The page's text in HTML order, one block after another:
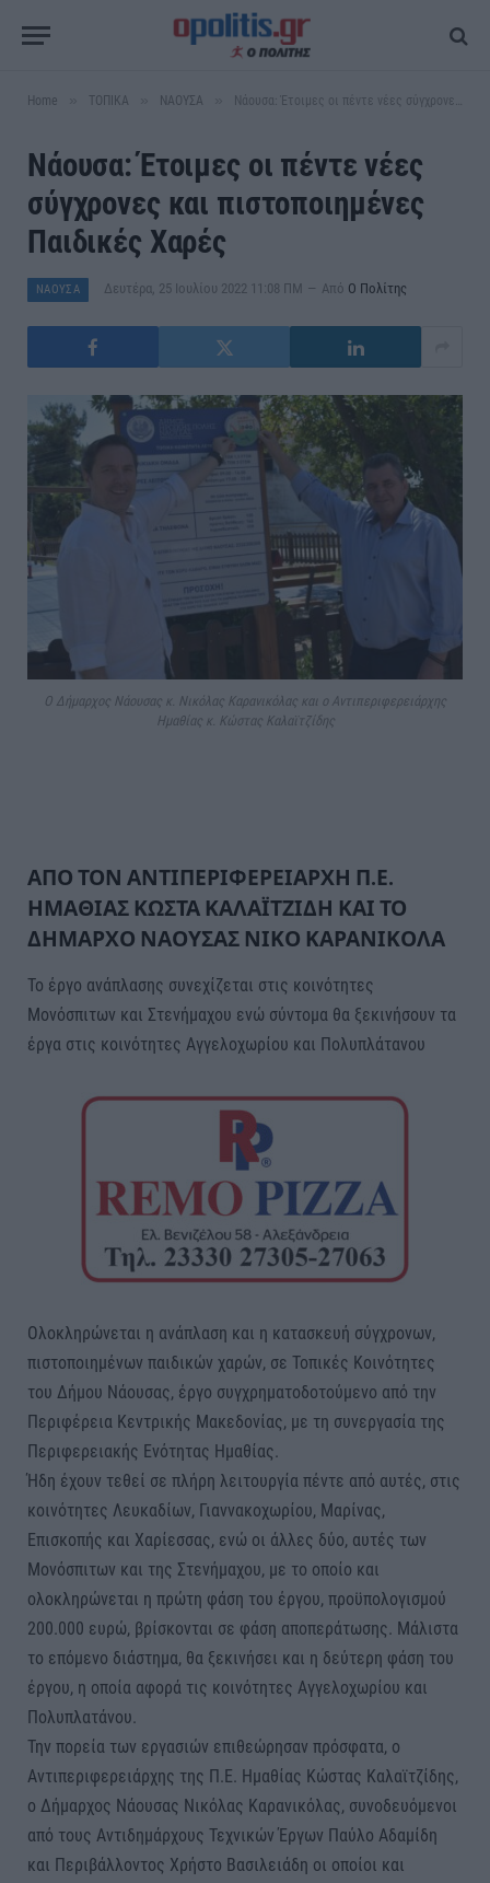
Home ΤΟΠΙΚΑ ΝΑΟΥΣΑ Νάουσα: Έτοιμες οι πέντε νέες σύγχρονες και πιστοποιημένες Παιδικές Χαρές
Νάουσα: Έτοιμες οι πέντε νέες
σύγχρονες και πιστοποιημένες
Παιδικές Χαρές
ΝΑΟΥΣΑ Δευτέρα, 25 Ιουλίου 2022 11:08 ΠΜ Από Ο Πολίτης
Ο Δήμαρχος Νάουσας κ. Νικόλας Καρανικόλας και ο Αντιπεριφερειάρχης
Ημαθίας κ. Κώστας Καλαϊτζίδης
ΑΠΟ ΤΟΝ ΑΝΤΙΠΕΡΙΦΕΡΕΙΑΡΧΗ Π.Ε.
ΗΜΑΘΙΑΣ ΚΩΣΤΑ ΚΑΛΑΪΤΖΙΔΗ ΚΑΙ ΤΟ
ΔΗΜΑΡΧΟ ΝΑΟΥΣΑΣ ΝΙΚΟ ΚΑΡΑΝΙΚΟΛΑ
Το έργο ανάπλασης συνεχίζεται στις κοινότητες
Μονόσπιτων και Στενήμαχου ενώ σύντομα θα ξεκινήσουν τα
έργα στις κοινότητες Αγγελοχωρίου και Πολυπλάτανου
Ολοκληρώνεται η ανάπλαση και η κατασκευή σύγχρονων,
πιστοποιημένων παιδικών χαρών, σε Τοπικές Κοινότητες
του Δήμου Νάουσας, έργο συγχρηματοδοτούμενο από την
Περιφέρεια Κεντρικής Μακεδονίας, με τη συνεργασία της
Περιφερειακής Ενότητας Ημαθίας.
Ήδη έχουν τεθεί σε πλήρη λειτουργία πέντε από αυτές, στις
κοινότητες Λευκαδίων, Γιαννακοχωρίου, Μαρίνας,
Επισκοπής και Χαρίεσσας, ενώ οι άλλες δύο, αυτές των
Μονόσπιτων και της Στενήμαχου, με το οποίο και
ολοκληρώνεται η πρώτη φάση του έργου, προϋπολογισμού
200.000 ευρώ, βρίσκονται σε φάση αποπεράτωσης. Μάλιστα
το επόμενο διάστημα, θα ξεκινήσει και η δεύτερη φάση του
έργου, η οποία αφορά τις κοινότητες Αγγελοχωρίου και
Πολυπλατάνου.
Την πορεία των εργασιών επιθεώρησαν πρόσφατα, ο
Αντιπεριφερειάρχης της Π.Ε. Ημαθίας Κώστας Καλαϊτζίδης,
ο Δήμαρχος Νάουσας Νικόλας Καρανικόλας, συνοδευόμενοι
από τους Αντιδημάρχους Τεχνικών Έργων Παύλο Αδαμίδη
και Περιβάλλοντος Χρήστο Βασιλειάδη οι οποίοι και